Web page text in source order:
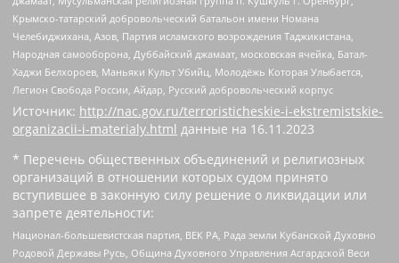
Крымско-татарский добровольческий батальон имени Номана
Челебиджихана, Азов, Партия исламского возрождения Таджикистана,
Народная самооборона, Дуббайский джамаат, московская ячейка, Батал-
Хаджи Белхороев, Маньяки Культ Убийц, Молодёжь Которая Улыбается,
Легион Свобода России, Айдар, Русский добровольческий корпус
Источник: http://nac.gov.ru/terroristicheskie-i-ekstremistskie-
organizacii-i-materialy.html данные на 16.11.2023
* Перечень общественных объединений и религиозных
организаций в отношении которых судом принято
вступившее в законную силу решение о ликвидации или
запрете деятельности:
Национал-большевистская партия, ВЕК РА, Рада земли Кубанской Духовно
Родовой Державы Русь, Община Духовного Управления Асгардской Веси